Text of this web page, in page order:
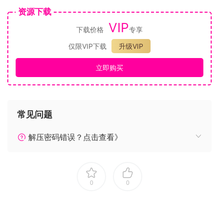
除此之外，川建国同志怎么能忘记发推特呢？快点发一条看看
收集了多少个赞吧！
游戏内置了四个结局，除了胜选和败选两个结局外，还有两个
隐藏结局。
“这是一曲忠诚的赞歌！”
资源下载
下载价格 VIP专享
仅限VIP下载
升级VIP
立即购买
常见问题
解压密码错误？点击查看》
0 0